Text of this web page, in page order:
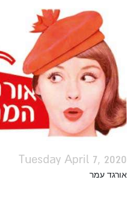
Tuesday April 7, 2020
אורגד עמר